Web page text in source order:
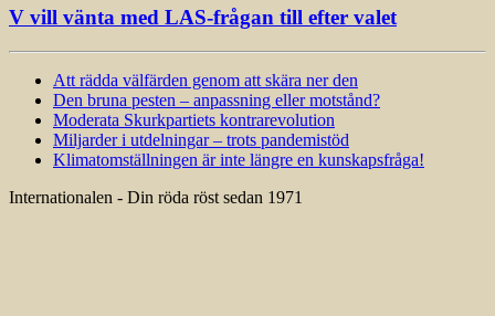
V vill vänta med LAS-frågan till efter valet
Att rädda välfärden genom att skära ner den
Den bruna pesten – anpassning eller motstånd?
Moderata Skurkpartiets kontrarevolution
Miljarder i utdelningar – trots pandemistöd
Klimatomställningen är inte längre en kunskapsfråga!
Internationalen - Din röda röst sedan 1971